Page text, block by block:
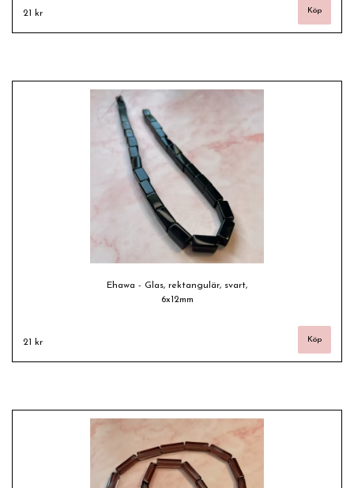
21 kr
Ehawa - Glas, rektangulär, svart,
6x12mm
21 kr